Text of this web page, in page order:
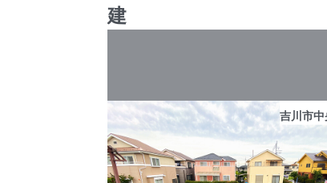
建
吉川市